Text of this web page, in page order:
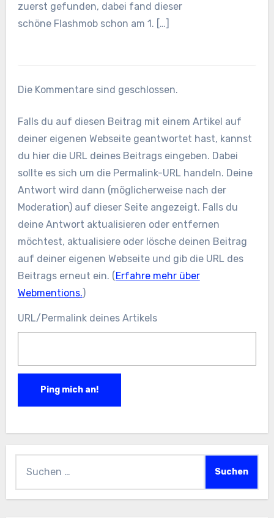
zuerst gefunden, dabei fand dieser
schöne Flashmob schon am 1. […]
Die Kommentare sind geschlossen.
Falls du auf diesen Beitrag mit einem Artikel auf
deiner eigenen Webseite geantwortet hast, kannst
du hier die URL deines Beitrags eingeben. Dabei
sollte es sich um die Permalink-URL handeln. Deine
Antwort wird dann (möglicherweise nach der
Moderation) auf dieser Seite angezeigt. Falls du
deine Antwort aktualisieren oder entfernen
möchtest, aktualisiere oder lösche deinen Beitrag
auf deiner eigenen Webseite und gib die URL des
Beitrags erneut ein. (Erfahre mehr über
Webmentions.)
URL/Permalink deines Artikels
nach: